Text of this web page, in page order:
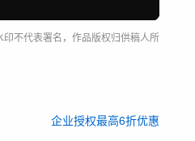
不代表署名，作品版权归供稿人所
企业授权最高6折优惠